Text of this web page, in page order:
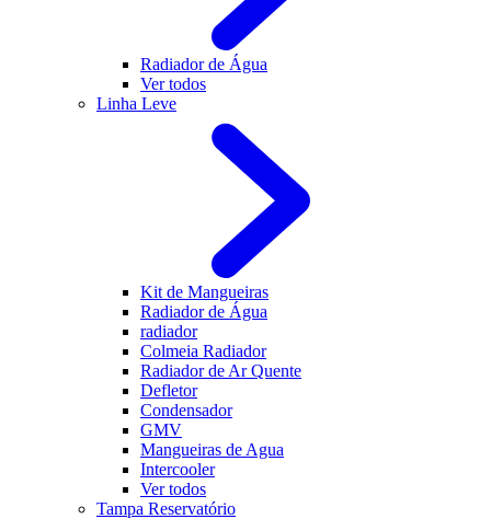
Radiador de Água
Ver todos
Linha Leve
Kit de Mangueiras
Radiador de Água
radiador
Colmeia Radiador
Radiador de Ar Quente
Defletor
Condensador
GMV
Mangueiras de Agua
Intercooler
Ver todos
Tampa Reservatório